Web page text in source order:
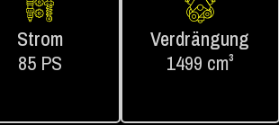
Strom
85 PS
Verdrängung
1499 cm³